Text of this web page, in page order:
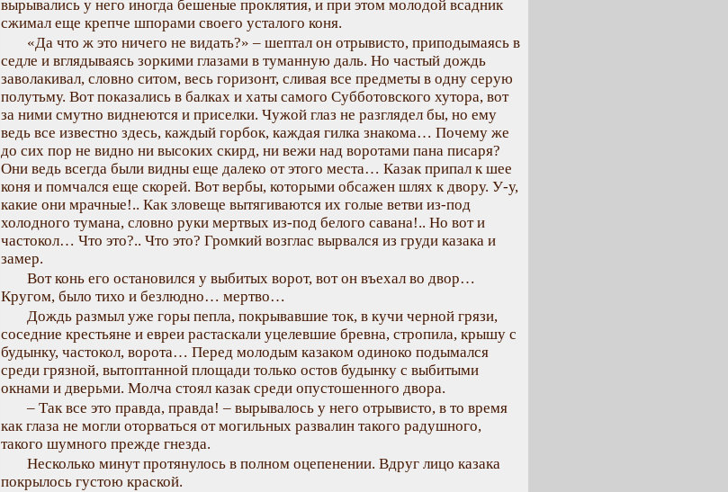
вырывались у него иногда бешеные проклятия, и при этом молодой всадник
сжимал еще крепче шпорами своего усталого коня.
«Да что ж это ничего не видать?» – шептал он отрывисто, приподымаясь в
седле и вглядываясь зоркими глазами в туманную даль. Но частый дождь
заволакивал, словно ситом, весь горизонт, сливая все предметы в одну серую
полутьму. Вот показались в балках и хаты самого Субботовского хутора, вот
за ними смутно виднеются и приселки. Чужой глаз не разглядел бы, но ему
ведь все известно здесь, каждый горбок, каждая гилка знакома… Почему же
до сих пор не видно ни высоких скирд, ни вежи над воротами пана писаря?
Они ведь всегда были видны еще далеко от этого места… Казак припал к шее
коня и помчался еще скорей. Вот вербы, которыми обсажен шлях к двору. У-у,
какие они мрачные!.. Как зловеще вытягиваются их голые ветви из-под
холодного тумана, словно руки мертвых из-под белого савана!.. Но вот и
частокол… Что это?.. Что это? Громкий возглас вырвался из груди казака и
замер.
Вот конь его остановился у выбитых ворот, вот он въехал во двор…
Кругом, было тихо и безлюдно… мертво…
Дождь размыл уже горы пепла, покрывавшие ток, в кучи черной грязи,
соседние крестьяне и евреи растаскали уцелевшие бревна, стропила, крышу с
будынку, частокол, ворота… Перед молодым казаком одиноко подымался
среди грязной, вытоптанной площади только остов будынку с выбитыми
окнами и дверьми. Молча стоял казак среди опустошенного двора.
– Так все это правда, правда! – вырывалось у него отрывисто, в то время
как глаза не могли оторваться от могильных развалин такого радушного,
такого шумного прежде гнезда.
Несколько минут протянулось в полном оцепенении. Вдруг лицо казака
покрылось густою краской.